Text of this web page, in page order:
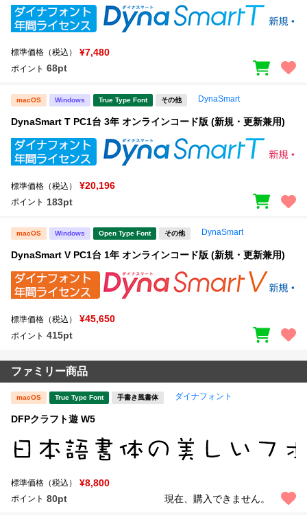
標準価格（税込） ¥7,480
ポイント 68pt
macOS Windows True Type Font その他 DynaSmart
DynaSmart T PC1台 3年 オンラインコード版 (新規・更新兼用)
標準価格（税込） ¥20,196
ポイント 183pt
macOS Windows Open Type Font その他 DynaSmart
DynaSmart V PC1台 1年 オンラインコード版 (新規・更新兼用)
標準価格（税込） ¥45,650
ポイント 415pt
ファミリー商品
macOS True Type Font 手書き風書体 ダイナフォント
DFPクラフト遊 W5
標準価格（税込） ¥8,800
ポイント 80pt 現在、購入できません。